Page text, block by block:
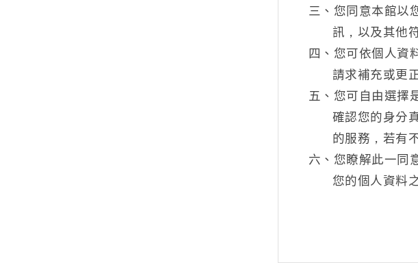
三、您同意本館以
訊，以及其他
四、您可依個人資
請求補充或更
五、您可自由選擇
確認您的身分
的服務，若有
六、您瞭解此一同
您的個人資料